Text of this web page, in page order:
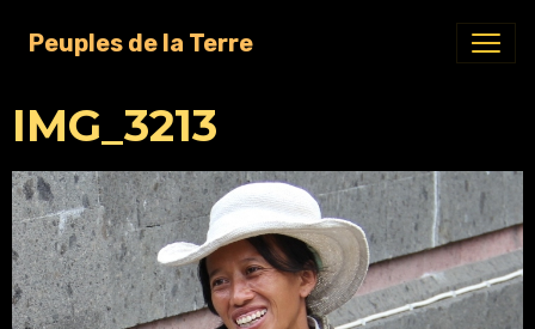
Peuples de la Terre
IMG_3213